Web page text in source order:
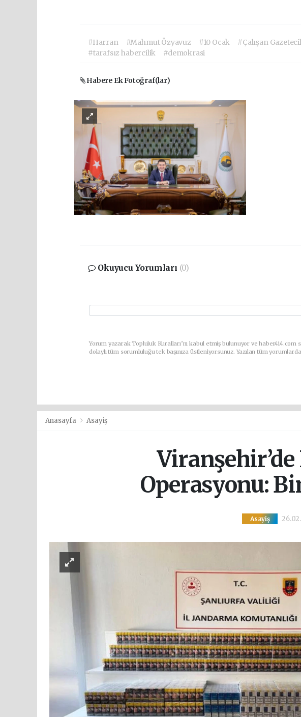
#Harran #Mahmut Özyavuz #10 Ocak #Çalışan
#tarafsız habercilik
#demokrasi
Habere Ek Fotoğraf(lar)
Okuyucu Yorumları (0)
Yorum yazarak Topluluk Kuralları’nı kabul etmiş bulunuyor ve haber414.com
dolaylı tüm sorumluluğu tek başınıza üstleniyorsunuz. Yazılan tüm
Anasayfa Asayiş
Operasyonu:
Asayiş